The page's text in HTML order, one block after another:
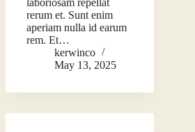
laboriosam repellat
rerum et. Sunt enim
aperiam nulla id earum
rem. Et…
kerwinco
May 13, 2025